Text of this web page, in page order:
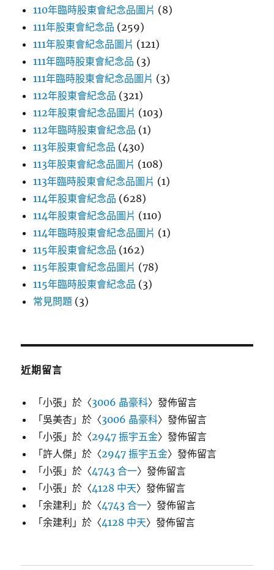
110年臨時股東會紀念品圖片 (8)
111年股東會紀念品 (259)
111年股東會紀念品圖片 (121)
111年臨時股東會紀念品 (3)
111年臨時股東會紀念品圖片 (3)
112年股東會紀念品 (321)
112年股東會紀念品圖片 (103)
112年臨時股東會紀念品 (1)
113年股東會紀念品 (430)
113年股東會紀念品圖片 (108)
113年臨時股東會紀念品圖片 (1)
114年股東會紀念品 (628)
114年股東會紀念品圖片 (110)
114年臨時股東會紀念品圖片 (1)
115年股東會紀念品 (162)
115年股東會紀念品圖片 (78)
115年臨時股東會紀念品 (3)
常見問題 (3)
近期留言
「小張 」於〈3006 晶豪科〉發佈留言
「吳美杏 」於〈3006 晶豪科〉發佈留言
「小張 」於〈2947 振宇五金〉發佈留言
「許人傑 」於〈2947 振宇五金〉發佈留言
「小張 」於〈4743 合一〉發佈留言
「小張 」於〈4128 中天〉發佈留言
「余建利 」於〈4743 合一〉發佈留言
「余建利 」於〈4128 中天〉發佈留言